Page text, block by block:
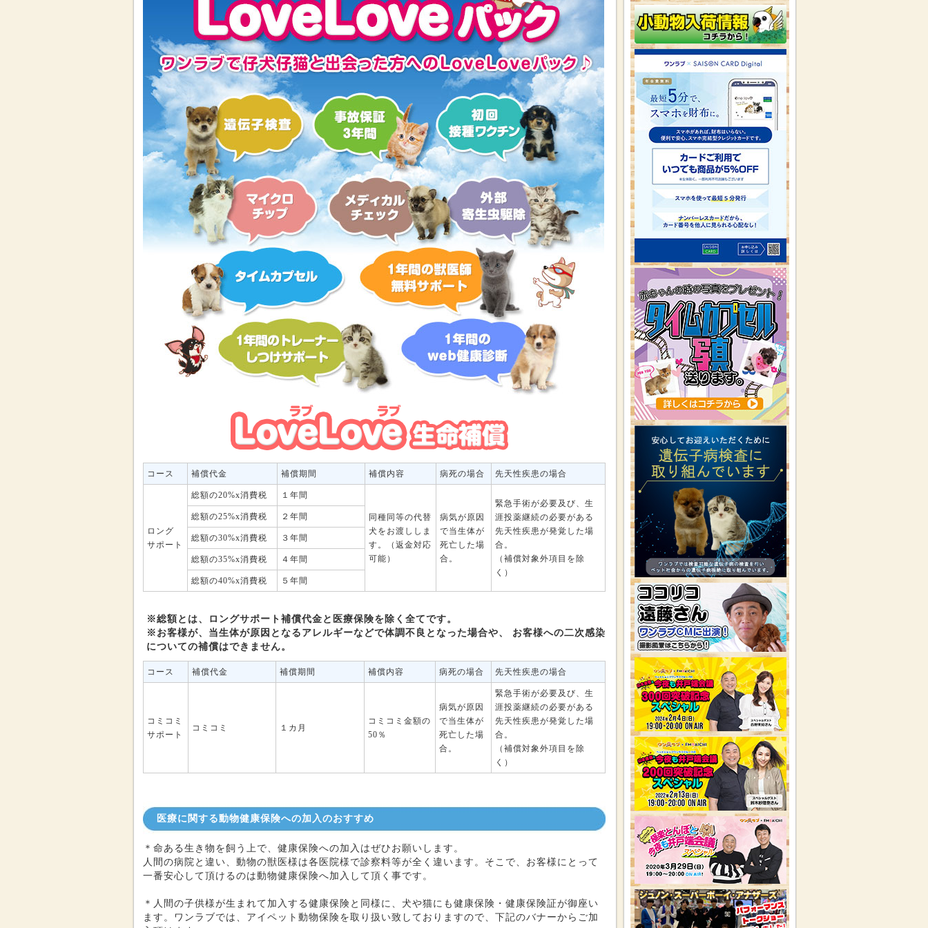
コース 補償代金 補償期間 補償内容 病死の場合 先天性疾患の場合
ロング
サポート
総額の20%x消費税 １年間
同種同等の代替
犬をお渡ししま
す。（返金対応
可能）
病気が原因
で当生体が
死亡した場
合。
緊急手術が必要及び、生
涯投薬継続の必要がある
先天性疾患が発覚した場
合。
（補償対象外項目を除
く）
総額の25%x消費税 ２年間
総額の30%x消費税 ３年間
総額の35%x消費税 ４年間
総額の40%x消費税 ５年間
※総額とは、ロングサポート補償代金と医療保険を除く全てです。
※お客様が、当生体が原因となるアレルギーなどで体調不良となった場合や、 お客様への二次感染
についての補償はできません。
コース 補償代金 補償期間 補償内容 病死の場合 先天性疾患の場合
コミコミ
サポート
コミコミ １カ月
コミコミ金額の
50％
病気が原因
で当生体が
死亡した場
合。
緊急手術が必要及び、生
涯投薬継続の必要がある
先天性疾患が発覚した場
合。
（補償対象外項目を除
く）
医療に関する動物健康保険への加入のおすすめ
＊命ある生き物を飼う上で、健康保険への加入はぜひお願いします。
人間の病院と違い、動物の獣医様は各医院様で診察料等が全く違います。そこで、お客様にとって
一番安心して頂けるのは動物健康保険へ加入して頂く事です。
＊人間の子供様が生まれて加入する健康保険と同様に、犬や猫にも健康保険・健康保険証が御座い
ます。ワンラブでは、アイペット動物保険を取り扱い致しておりますので、下記のバナーからご加